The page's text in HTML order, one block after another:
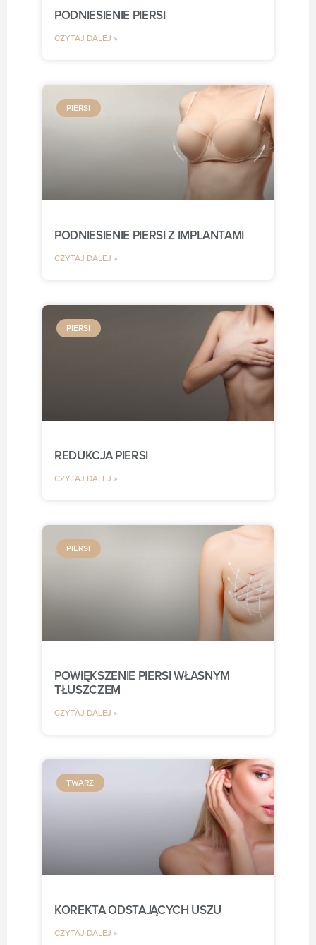
PODNIESIENIE PIERSI
CZYTAJ DALEJ »
PIERSI
PODNIESIENIE PIERSI Z IMPLANTAMI
CZYTAJ DALEJ »
PIERSI
REDUKCJA PIERSI
CZYTAJ DALEJ »
PIERSI
POWIĘKSZENIE PIERSI WŁASNYM
TŁUSZCZEM
CZYTAJ DALEJ »
TWARZ
KOREKTA ODSTAJĄCYCH USZU
CZYTAJ DALEJ »